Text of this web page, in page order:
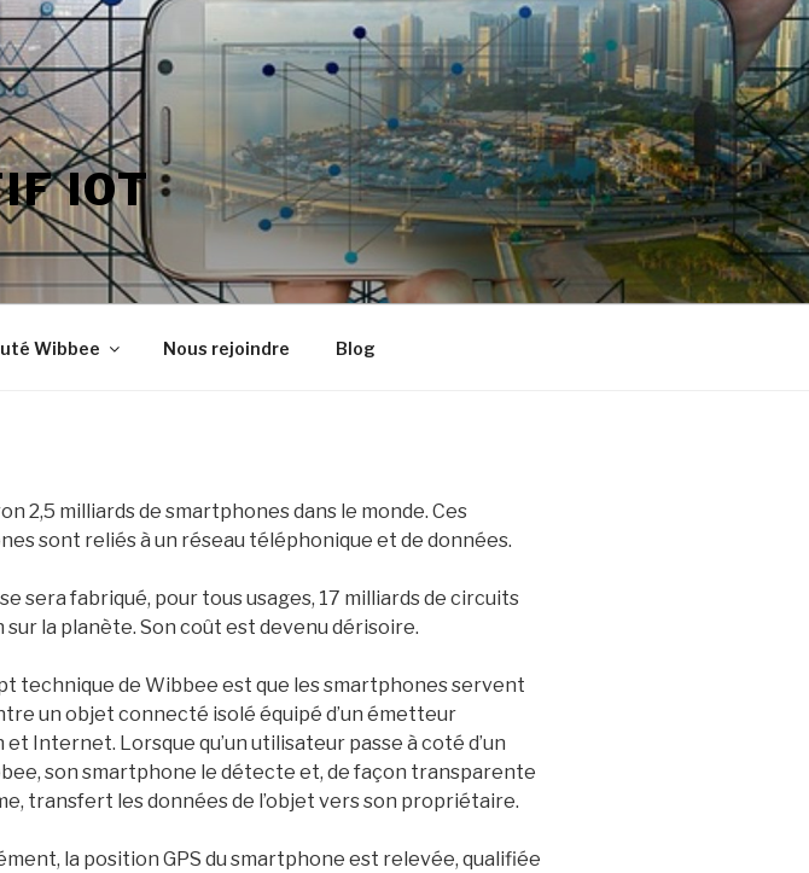
IOT
Wibbee Nous rejoindre Blog
2,5 milliards de smartphones dans le monde. Ces
sont reliés à un réseau téléphonique et de données.
se sera fabriqué, pour tous usages, 17 milliards de circuits
la planète. Son coût est devenu dérisoire.
technique de Wibbee est que les smartphones servent
un objet connecté isolé équipé d’un émetteur
Internet. Lorsque qu’un utilisateur passe à coté d’un
son smartphone le détecte et, de façon transparente
transfert les données de l’objet vers son propriétaire.
la position GPS du smartphone est relevée, qualifiée